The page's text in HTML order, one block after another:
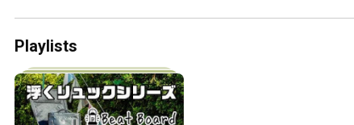
Playlists